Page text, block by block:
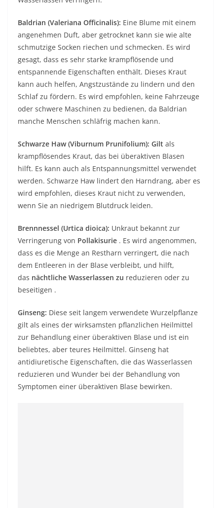
Baldrian (Valeriana Officinalis): Eine Blume mit einem
angenehmen Duft, aber getrocknet kann sie wie alte
schmutzige Socken riechen und schmecken. Es wird
gesagt, dass es sehr starke krampflösende und
entspannende Eigenschaften enthält. Dieses Kraut
kann auch helfen, Angstzustände zu lindern und den
Schlaf zu fördern. Es wird empfohlen, keine Fahrzeuge
oder schwere Maschinen zu bedienen, da Baldrian
manche Menschen schläfrig machen kann.
Schwarze Haw (Viburnum Prunifolium): Gilt als
krampflösendes Kraut, das bei überaktiven Blasen
hilft. Es kann auch als Entspannungsmittel verwendet
werden. Schwarze Haw lindert den Harndrang, aber es
wird empfohlen, dieses Kraut nicht zu verwenden,
wenn Sie an niedrigem Blutdruck leiden.
Brennnessel (Urtica dioica): Unkraut bekannt zur
Verringerung von Pollakisurie . Es wird angenommen,
dass es die Menge an Restharn verringert, die nach
dem Entleeren in der Blase verbleibt, und hilft,
das nächtliche Wasserlassen zu reduzieren oder zu
beseitigen .
Ginseng: Diese seit langem verwendete Wurzelpflanze
gilt als eines der wirksamsten pflanzlichen Heilmittel
zur Behandlung einer überaktiven Blase und ist ein
beliebtes, aber teures Heilmittel. Ginseng hat
antidiuretische Eigenschaften, die das Wasserlassen
reduzieren und Wunder bei der Behandlung von
Symptomen einer überaktiven Blase bewirken.